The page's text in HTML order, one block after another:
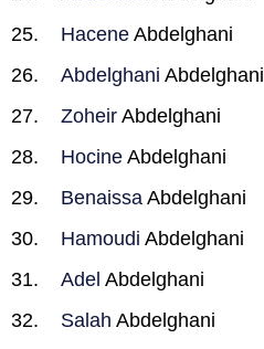
Hacene Abdelghani
Abdelghani Abdelghani
Zoheir Abdelghani
Hocine Abdelghani
Benaissa Abdelghani
Hamoudi Abdelghani
Adel Abdelghani
Salah Abdelghani